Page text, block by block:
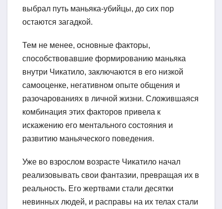
выбрал путь маньяка-убийцы, до сих пор
остаются загадкой.
Тем не менее, основные факторы,
способствовавшие формированию маньяка
внутри Чикатило, заключаются в его низкой
самооценке, негативном опыте общения и
разочарованиях в личной жизни. Сложившаяся
комбинация этих факторов привела к
искажению его ментального состояния и
развитию маньяческого поведения.
Уже во взрослом возрасте Чикатило начал
реализовывать свои фантазии, превращая их в
реальность. Его жертвами стали десятки
невинных людей, и расправы на их телах стали